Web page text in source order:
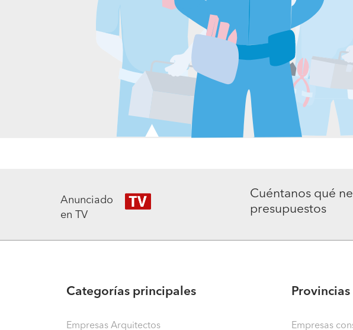
Anunciado
en TV
Cuéntanos qué
presupuestos
Categorías principales
Empresas Arquitectos Empresas